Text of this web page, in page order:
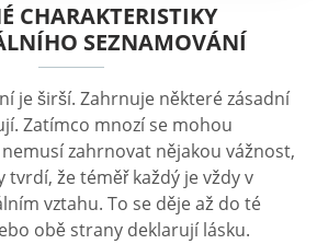
CHARAKTERISTIKY
SEZNAMOVÁNÍ
je širší. Zahrnuje některé zásadní
Zatímco mnozí se mohou
zahrnovat nějakou vážnost,
že téměř každý je vždy v
vztahu. To se děje až do té
obě strany deklarují lásku.